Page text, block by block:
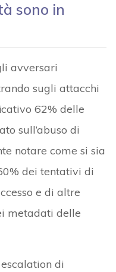
sono in
avversari
sugli attacchi
62% delle
sull’abuso di
notare come si sia
dei tentativi di
e di altre
metadati delle
di